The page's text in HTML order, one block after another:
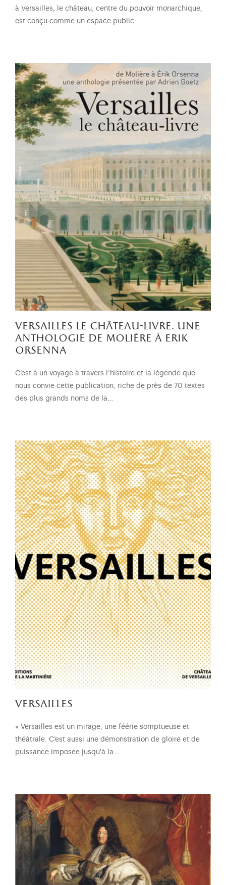
à Versailles, le château, centre du pouvoir monarchique,
est conçu comme un espace public…
versailles le château-livre. une
anthologie de molière à erik
orsenna
C’est à un voyage à travers l’histoire et la légende que
nous convie cette publication, riche de près de 70 textes
des plus grands noms de la…
versailles
« Versailles est un mirage, une féérie somptueuse et
théâtrale. C’est aussi une démonstration de gloire et de
puissance imposée jusqu'à la…